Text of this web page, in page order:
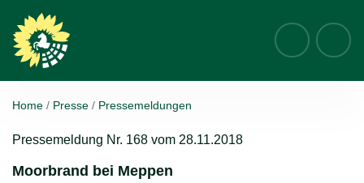
Suche
Home Presse Pressemeldungen
Pressemeldung Nr. 168 vom 28.11.2018
Moorbrand bei Meppen